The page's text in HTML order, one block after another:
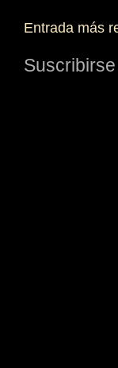
Entrada más